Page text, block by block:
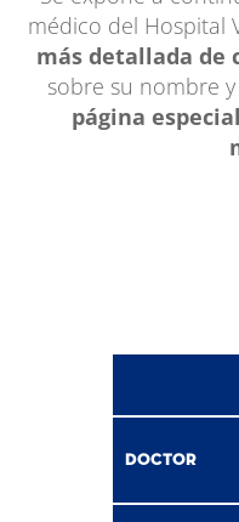
médico del Hospital
más detallada de
sobre su nombre
página
Doctor